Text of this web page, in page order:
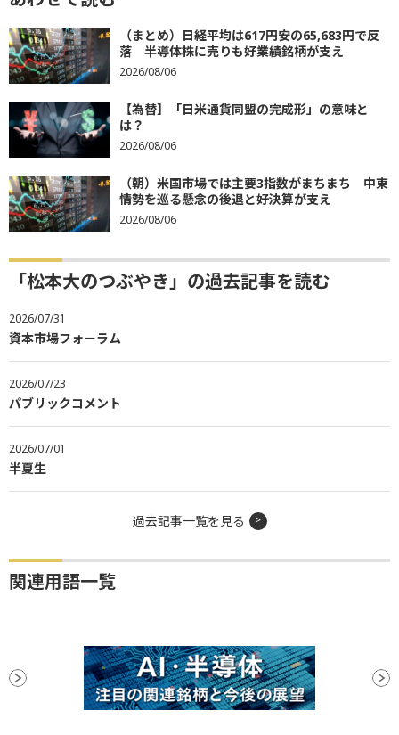
（まとめ）日経平均は617円安の65,683円で反
落 半導体株に売りも好業績銘柄が支え
2026/08/06
【為替】「日米通貨同盟の完成形」の意味と
は？
2026/08/06
（朝）米国市場では主要3指数がまちまち 中東
情勢を巡る懸念の後退と好決算が支え
2026/08/06
「松本大のつぶやき」の過去記事を読む
2026/07/31
資本市場フォーラム
2026/07/23
パブリックコメント
2026/07/01
半夏生
過去記事一覧を見る
関連用語一覧